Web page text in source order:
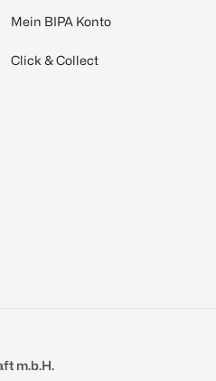
Mein BIPA Konto
Click & Collect
m.b.H.